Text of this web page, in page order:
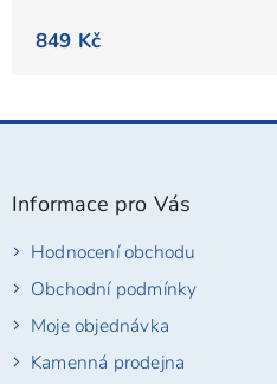
849 Kč
Z
Informace pro Vás
Hodnocení obchodu
Obchodní podmínky
Moje objednávka
Kamenná prodejna